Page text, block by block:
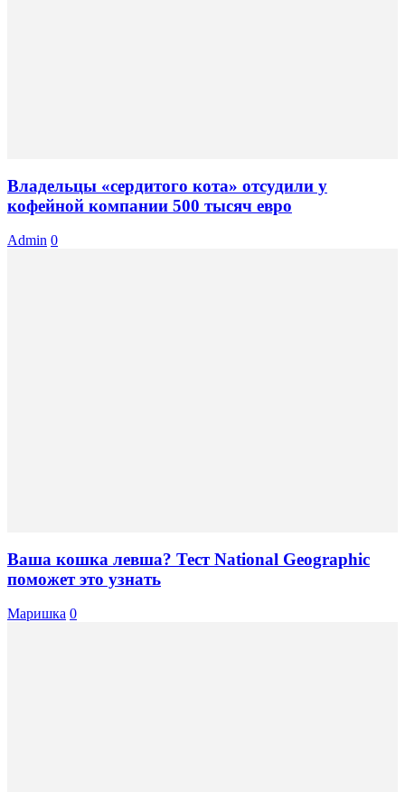
Владельцы «сердитого кота» отсудили у
кофейной компании 500 тысяч евро
Admin 0
Ваша кошка левша? Тест National Geographic
поможет это узнать
Маришка 0